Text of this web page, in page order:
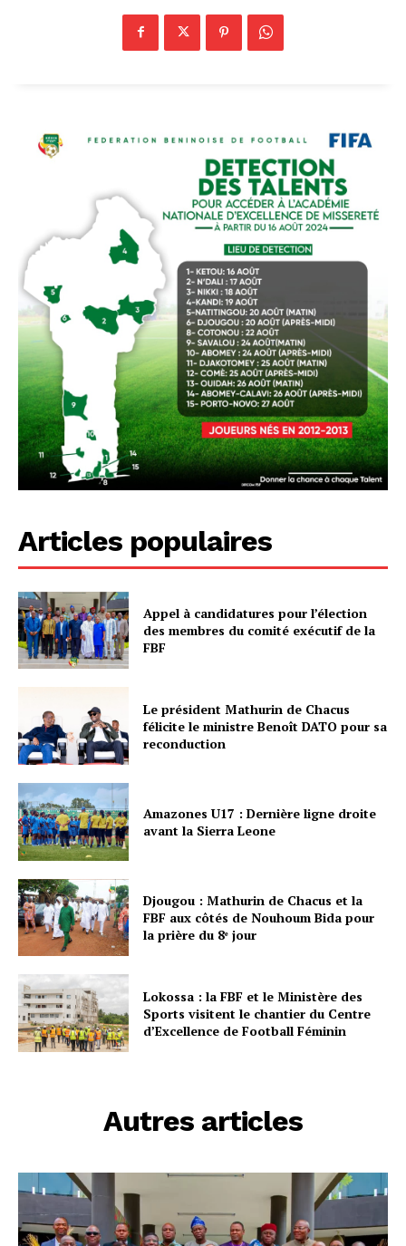
Articles populaires
Appel à candidatures pour l’élection
des membres du comité exécutif de la
FBF
Le président Mathurin de Chacus
félicite le ministre Benoît DATO pour sa
reconduction
Amazones U17 : Dernière ligne droite
avant la Sierra Leone
Djougou : Mathurin de Chacus et la
FBF aux côtés de Nouhoum Bida pour
la prière du 8ᵉ jour
Lokossa : la FBF et le Ministère des
Sports visitent le chantier du Centre
d’Excellence de Football Féminin
Autres articles